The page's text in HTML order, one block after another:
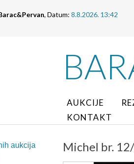
, Datum: 8.8.2026. 13:42
AUKCIJE
KONTAKT
aukcija
Michel br.